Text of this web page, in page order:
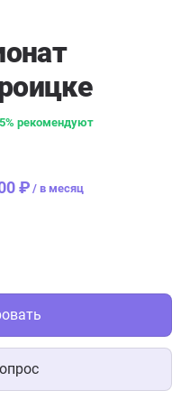
рекомендуют
₽/ в месяц